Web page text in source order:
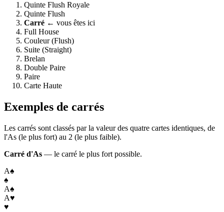
Quinte Flush Royale
Quinte Flush
Carré ← vous êtes ici
Full House
Couleur (Flush)
Suite (Straight)
Brelan
Double Paire
Paire
Carte Haute
Exemples de carrés
Les carrés sont classés par la valeur des quatre cartes identiques, de
l'As (le plus fort) au 2 (le plus faible).
Carré d'As — le carré le plus fort possible.
A♠
♠
A♠
A♥
♥